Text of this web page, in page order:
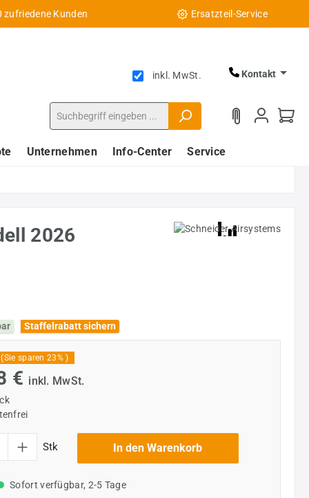
zufriedene Kunden Ersatzteil-Service
inkl. MwSt. Kontakt
Unternehmen Info-Center Service
2026
Staffelrabatt sichern
(Sie sparen 23% )
€ inkl. MwSt.
Stk In den Warenkorb
Sofort verfügbar, 2-5 Tage